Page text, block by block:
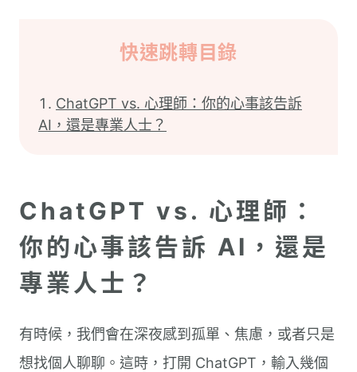
快速跳轉目錄
ChatGPT vs. 心理師：你的心事該告訴
AI，還是專業人士？
ChatGPT vs. 心理師：
你的心事該告訴 AI，還是
專業人士？
有時候，我們會在深夜感到孤單、焦慮，或者只是
想找個人聊聊。這時，打開 ChatGPT，輸入幾個